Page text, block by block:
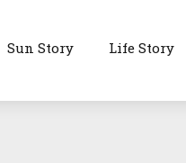
Sun Story Life Story